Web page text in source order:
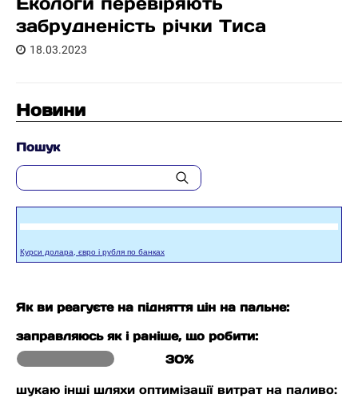
забрудненість річки Тиса
18.03.2023
Новини
Пошук
Курси долара, євро і рубля по банках
Як ви реагуєте на підняття цін на пальне:
заправляюсь як і раніше, що робити:
30%
шукаю інші шляхи оптимізації витрат на паливо: